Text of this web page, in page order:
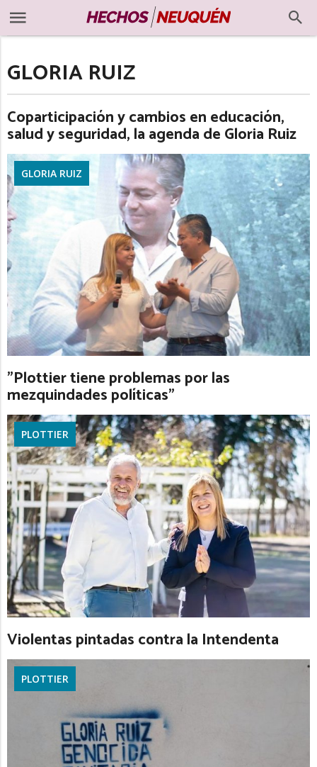
GLORIA RUIZ
Coparticipación y cambios en educación,
salud y seguridad, la agenda de Gloria Ruiz
GLORIA RUIZ
"Plottier tiene problemas por las
mezquindades políticas"
PLOTTIER
Violentas pintadas contra la Intendenta
PLOTTIER